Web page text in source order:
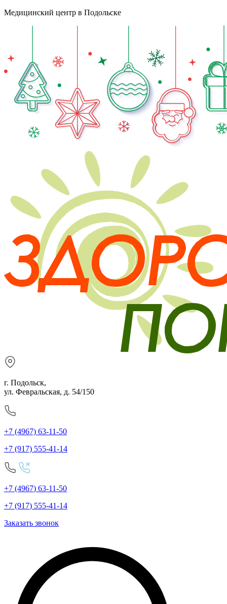
Медицинский центр в Подольске
г. Подольск,
ул. Февральская, д. 54/150
+7 (4967) 63-11-50
+7 (917) 555-41-14
+7 (4967) 63-11-50
+7 (917) 555-41-14
Заказать звонок